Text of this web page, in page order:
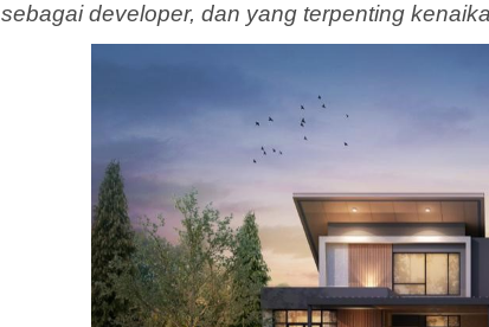
sebagai developer, dan yang terpenting